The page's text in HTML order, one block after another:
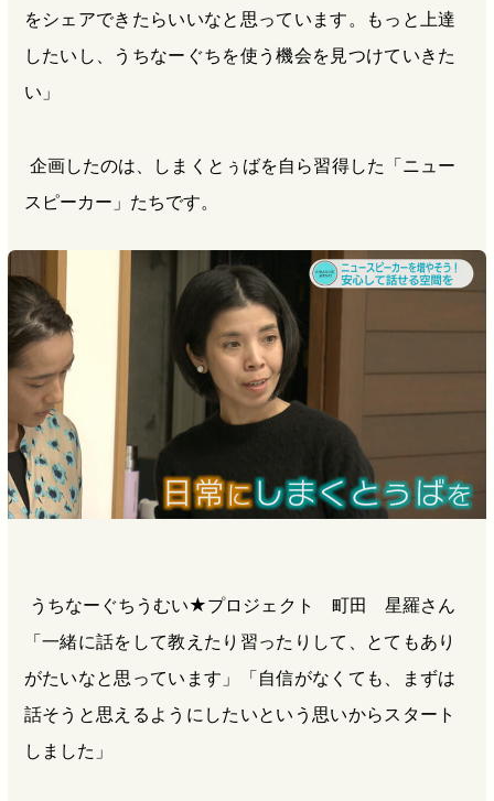
をシェアできたらいいなと思っています。もっと上達
したいし、うちなーぐちを使う機会を見つけていきた
い」
企画したのは、しまくとぅばを自ら習得した「ニュー
スピーカー」たちです。
うちなーぐちうむい★プロジェクト 町田 星羅さん
「一緒に話をして教えたり習ったりして、とてもあり
がたいなと思っています」「自信がなくても、まずは
話そうと思えるようにしたいという思いからスタート
しました」